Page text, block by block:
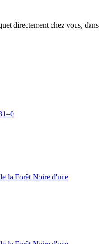
directement chez vous, dans